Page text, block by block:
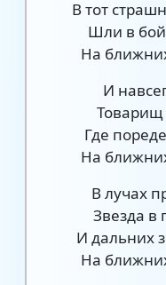
В тот
Шли в бой
На
И
Товарищ
Где
На
В лучах
Звезда в
И дальних
На